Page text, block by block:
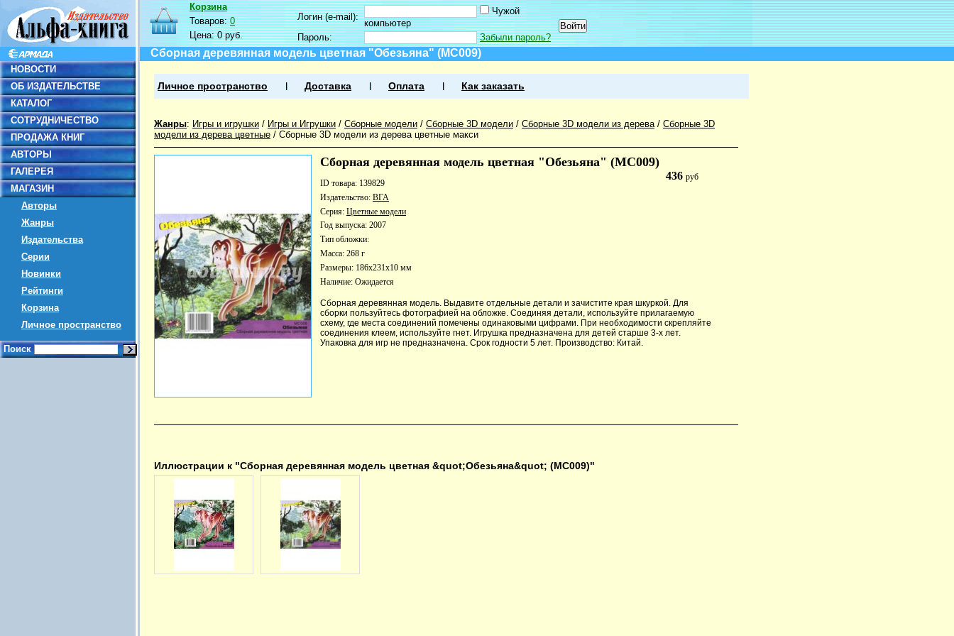
НОВОСТИ
ОБ ИЗДАТЕЛЬСТВЕ
КАТАЛОГ
СОТРУДНИЧЕСТВО
ПРОДАЖА КНИГ
АВТОРЫ
ГАЛЕРЕЯ
МАГАЗИН
Авторы
Жанры
Издательства
Серии
Новинки
Рейтинги
Корзина
Личное пространство
Поиск
Корзина
Товаров:0
Цена:0 руб.
Логин (e-mail):
Чужой
компьютер
Пароль:
Забыли пароль?
Сборная деревянная модель цветная "Обезьяна" (МС009)
Личное пространство Доставка Оплата Как заказать
Жанры: Игры и игрушки / Игры и Игрушки / Сборные модели / Сборные 3D модели / Сборные 3D модели из дерева/ Сборные 3D
модели из дерева цветные / Сборные 3D модели из дерева цветные макси
Сборная деревянная модель цветная "Обезьяна" (МС009)
436руб
ID товара: 139829
Издательство: ВГА
Серия: Цветные модели
Год выпуска: 2007
Тип обложки:
Масса: 268 г
Размеры: 186x231x10 мм
Наличие: Ожидается
Сборная деревянная модель. Выдавите отдельные детали и зачистите края шкуркой. Для
сборки пользуйтесь фотографией на обложке. Соединяя детали, используйте прилагаемую
схему, где места соединений помечены одинаковыми цифрами. При необходимости скрепляйте
соединения клеем, используйте гнет. Игрушка предназначена для детей старше 3-х лет.
Упаковка для игр не предназначена. Срок годности 5 лет. Производство: Китай.
Иллюстрации к "Сборная деревянная модель цветная &quot;Обезьяна&quot; (МС009)"